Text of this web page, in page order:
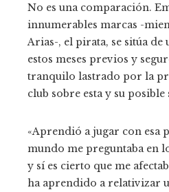
No es una comparación.
innumerables marcas -
Arias-, el pirata, se sitúa
estos meses previos y
tranquilo lastrado por la
club sobre esta y su posible
«Aprendió a jugar con esa
mundo me preguntaba en
y sí es cierto que me
ha aprendido a relativizar